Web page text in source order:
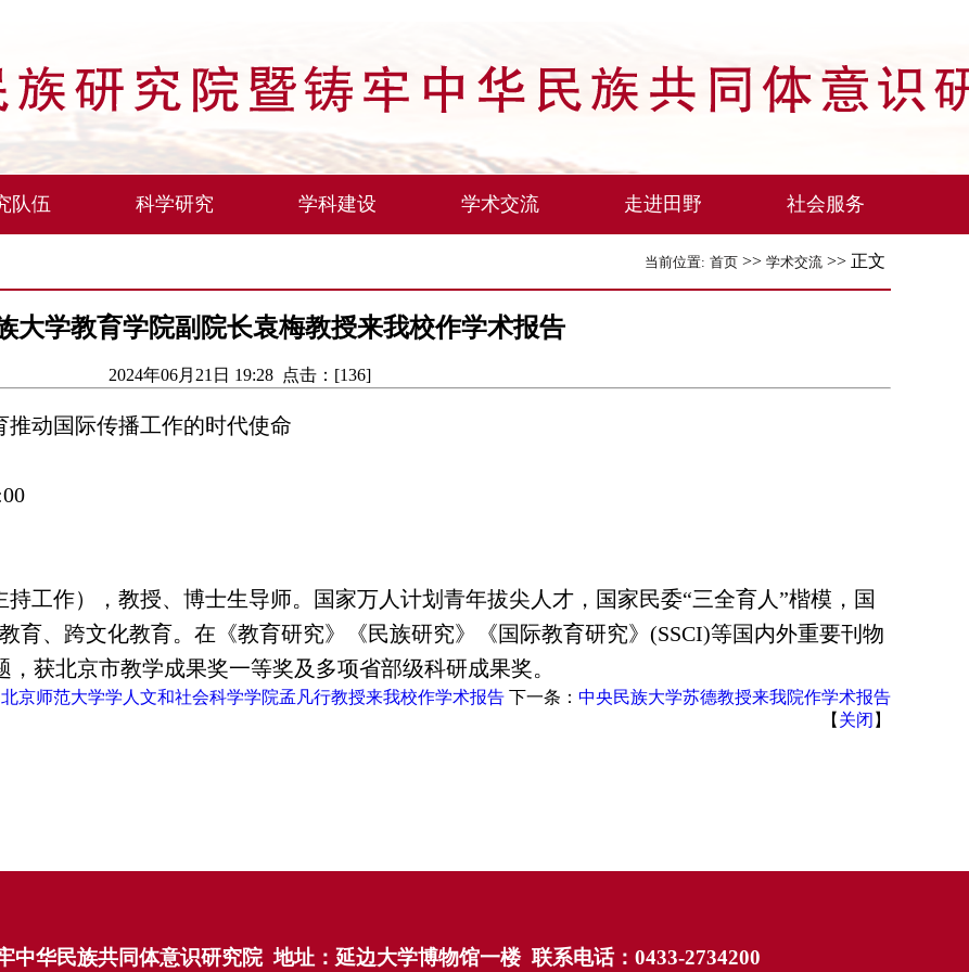
队伍 科学研究 学科建设 学术交流 走进田野 社会服务
当前位置: 首页 >> 学术交流 >> 正文
大学教育学院副院长袁梅教授来我校作学术报告
2024年06月21日 19:28 点击：[136]
动国际传播工作的时代使命
工作），教授、博士生导师。国家万人计划青年拔尖人才，国家民委“三全育人”楷模，国
育、跨文化教育。在《教育研究》《民族研究》《国际教育研究》(SSCI)等国内外重要刊物
获北京市教学成果奖一等奖及多项省部级科研成果奖。
北京师范大学学人文和社会科学学院孟凡行教授来我校作学术报告 下一条： 中央民族大学苏德教授来我院作学术报告
【 关闭 】
民族共同体意识研究院 地址：延边大学博物馆一楼 联系电话：0433-2734200